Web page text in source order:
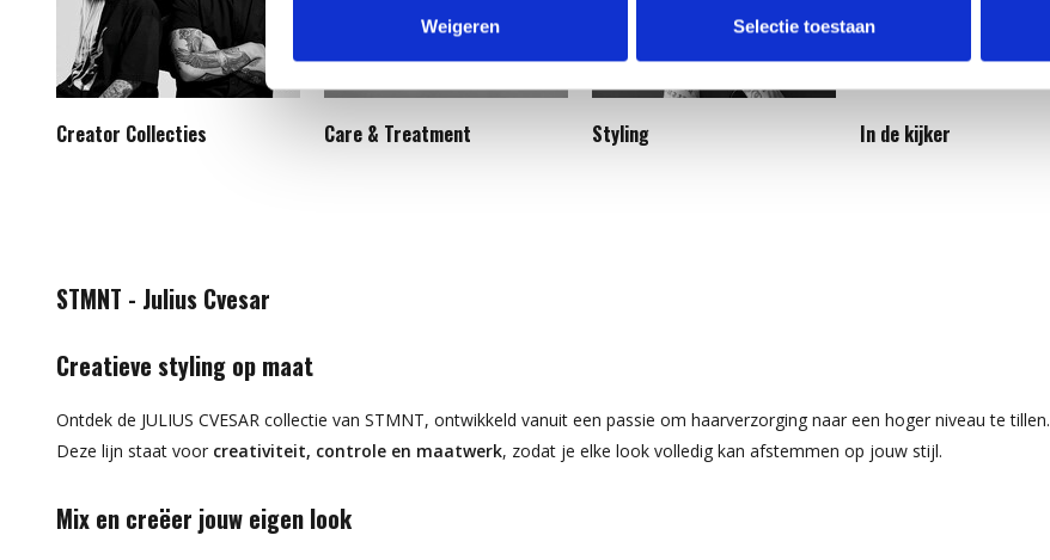
Weigeren Selectie toestaan
Creator Collecties Care & Treatment Styling In de kijker
STMNT - Julius Cvesar
Creatieve styling op maat
Ontdek de JULIUS CVESAR collectie van STMNT, ontwikkeld vanuit een passie om haarverzorging naar een hoger niveau te tillen.
Deze lijn staat voor creativiteit, controle en maatwerk, zodat je elke look volledig kan afstemmen op jouw stijl.
Mix en creëer jouw eigen look